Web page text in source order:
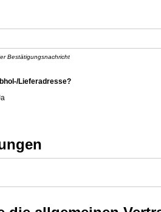
Bestätigungsnachricht
​Lieferadresse?